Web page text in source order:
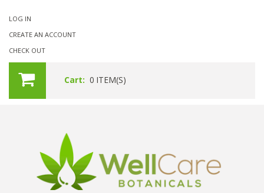
LOG IN
CREATE AN ACCOUNT
CHECK OUT
Cart: 0 ITEM(S)